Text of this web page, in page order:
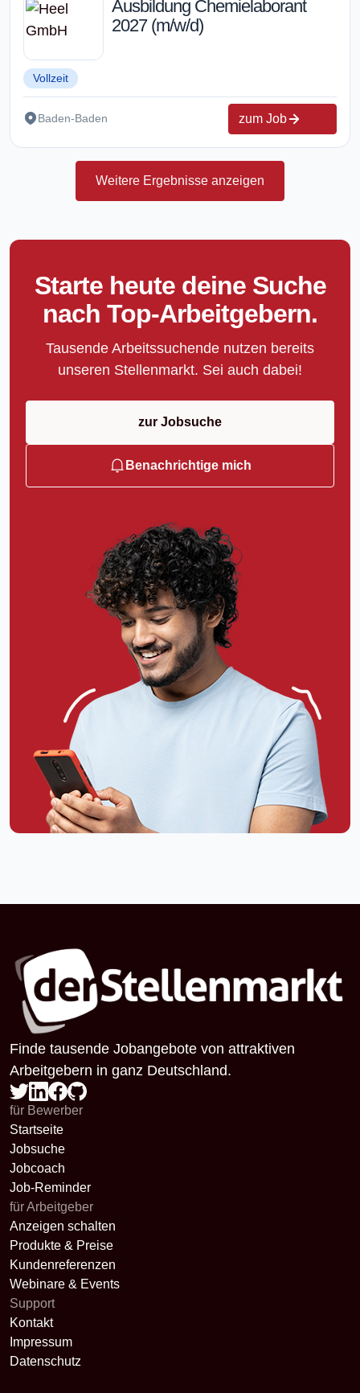
Ausbildung Chemielaborant
2027 (m/w/d)
Vollzeit
Baden-Baden zum Job
Weitere Ergebnisse anzeigen
Starte heute deine Suche
nach Top-Arbeitgebern.
Tausende Arbeitssuchende nutzen bereits
unseren Stellenmarkt. Sei auch dabei!
zur Jobsuche
Benachrichtige mich
Finde tausende Jobangebote von attraktiven
Arbeitgebern in ganz Deutschland.
für Bewerber
Startseite
Jobsuche
Jobcoach
Job-Reminder
für Arbeitgeber
Anzeigen schalten
Produkte & Preise
Kundenreferenzen
Webinare & Events
Support
Kontakt
Impressum
Datenschutz